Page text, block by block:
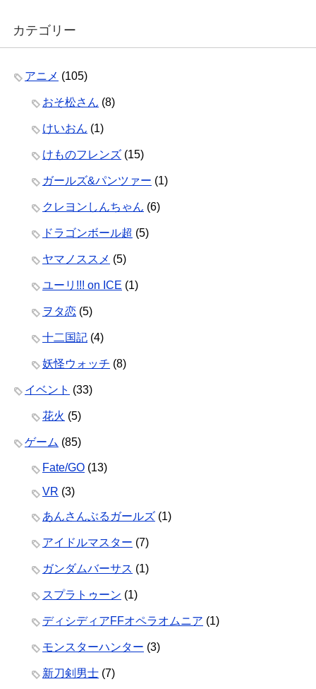
カテゴリー
アニメ (105)
おそ松さん (8)
けいおん (1)
けものフレンズ (15)
ガールズ&パンツァー (1)
クレヨンしんちゃん (6)
ドラゴンボール超 (5)
ヤマノススメ (5)
ユーリ!!! on ICE (1)
ヲタ恋 (5)
十二国記 (4)
妖怪ウォッチ (8)
イベント (33)
花火 (5)
ゲーム (85)
Fate/GO (13)
VR (3)
あんさんぶるガールズ (1)
アイドルマスター (7)
ガンダムバーサス (1)
スプラトゥーン (1)
ディシディアFFオペラオムニア (1)
モンスターハンター (3)
新刀剣男士 (7)